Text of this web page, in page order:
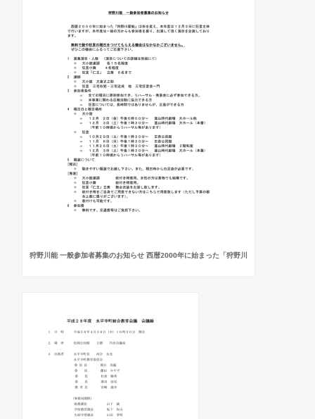
狩野川能 一般参加者募集のお知らせ 西暦2000年に始まった「狩野川